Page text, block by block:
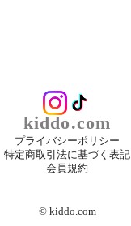
kiddo.com
プライバシーポリシー
特定商取引法に基づく表記
会員規約
©︎ kiddo.com